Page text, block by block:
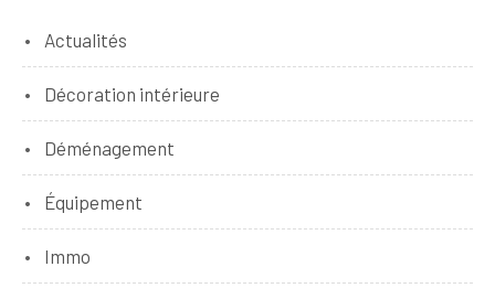
Actualités
Décoration intérieure
Déménagement
Équipement
Immo